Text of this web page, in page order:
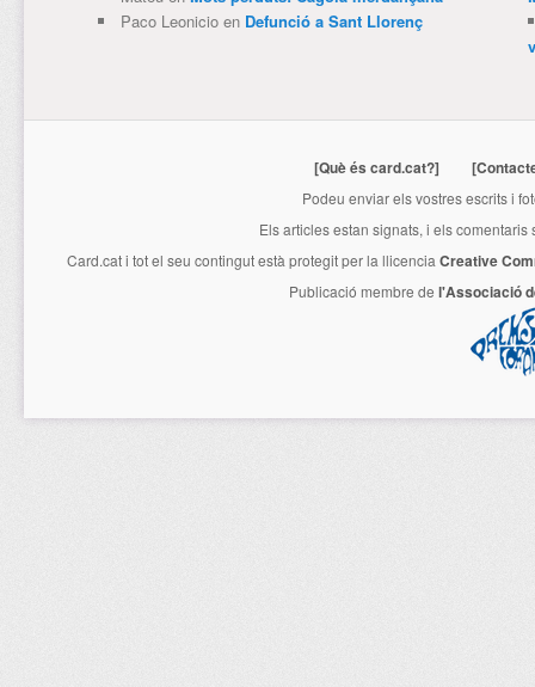
Paco Leonicioen Defunció a Sant Llorenç
[Què és card.cat?]
Podeu enviar els vostres escrits i
Els articles estan signats, i els
Card.cati tot el seu contingut està protegit per la llicencia Creative
Publicació membre de l'Associació